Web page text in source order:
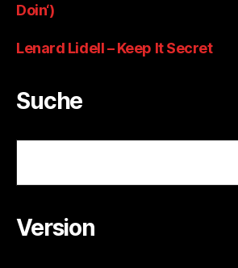
Doin‘)
Lenard Lidell – Keep It Secret
Suche
Version